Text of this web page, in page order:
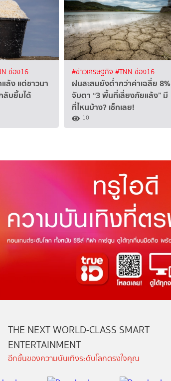
ช่อง16
แล้ง แต่ชาวนา
ลับยิ้มได้
#ข่าวเศรษฐกิจ #TNN ช่อง16
ฝนสะสมยังต่ำกว่าค่าเฉลี่ย 8%
จับตา “3 พื้นที่เสี่ยงภัยแล้ง” มี
ที่ไหนบ้าง? เช็กเลย!
10
THE NEXT WORLD-CLASS SMART
ENTERTAINMENT
อีกขั้นของความบันเทิงระดับโลกตรงใจคุณ